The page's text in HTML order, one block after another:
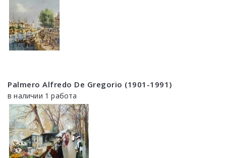
Palmero Alfredo De Gregorio (1901-1991)
в наличии 1 работа